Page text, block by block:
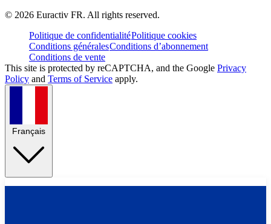
© 2026 Euractiv FR. All rights reserved.
Politique de confidentialitéPolitique cookies
Conditions généralesConditions d’abonnement
Conditions de vente
This site is protected by reCAPTCHA, and the Google Privacy
Policy and Terms of Service apply.
Français